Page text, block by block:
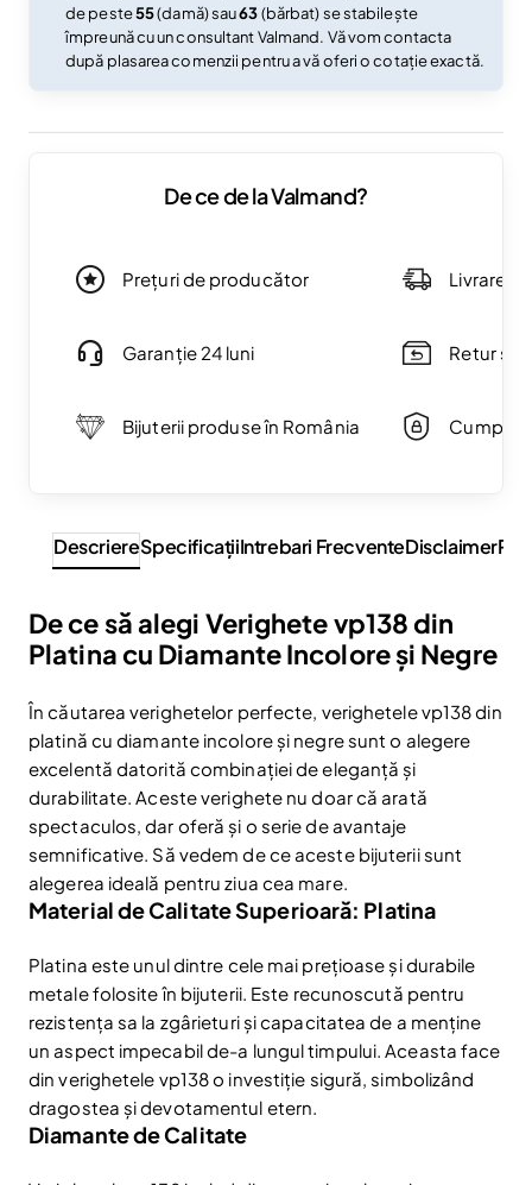
de peste55(damă) sau63(bărbat) se stabilește
împreună cu un consultant Valmand. Vă vom contacta
după plasarea comenzii pentru a vă oferi o cotație exactă.
De ce de la Valmand?
Prețuri de producător
Garanție 24 luni
Bijuterii produse în România
Livrare
Retur
DescriereSpecificaţiiIntrebari FrecventeDisclaimer
De ce să alegi Verighete vp138 din
Platina cu Diamante Incolore și Negre
În căutarea verighetelor perfecte, verighetele vp138 din
platină cu diamante incolore și negre sunt o alegere
excelentă datorită combinației de eleganță și
durabilitate. Aceste verighete nu doar că arată
spectaculos, dar oferă și o serie de avantaje
semnificative. Să vedem de ce aceste bijuterii sunt
alegerea ideală pentru ziua cea mare.
Material de Calitate Superioară: Platina
Platina este unul dintre cele mai prețioase și durabile
metale folosite în bijuterii. Este recunoscută pentru
rezistența sa la zgârieturi și capacitatea de a menține
un aspect impecabil de-a lungul timpului. Aceasta face
din verighetele vp138 o investiție sigură, simbolizând
dragostea și devotamentul etern.
Diamante de Calitate